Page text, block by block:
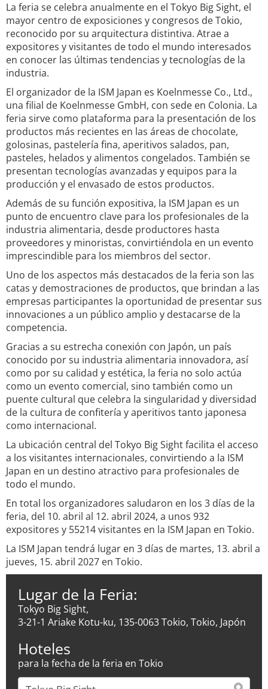
La feria se celebra anualmente en el Tokyo Big Sight, el
mayor centro de exposiciones y congresos de Tokio,
reconocido por su arquitectura distintiva. Atrae a
expositores y visitantes de todo el mundo interesados
en conocer las últimas tendencias y tecnologías de la
industria.
El organizador de la ISM Japan es Koelnmesse Co., Ltd.,
una filial de Koelnmesse GmbH, con sede en Colonia. La
feria sirve como plataforma para la presentación de los
productos más recientes en las áreas de chocolate,
golosinas, pastelería fina, aperitivos salados, pan,
pasteles, helados y alimentos congelados. También se
presentan tecnologías avanzadas y equipos para la
producción y el envasado de estos productos.
Además de su función expositiva, la ISM Japan es un
punto de encuentro clave para los profesionales de la
industria alimentaria, desde productores hasta
proveedores y minoristas, convirtiéndola en un evento
imprescindible para los miembros del sector.
Uno de los aspectos más destacados de la feria son las
catas y demostraciones de productos, que brindan a las
empresas participantes la oportunidad de presentar sus
innovaciones a un público amplio y destacarse de la
competencia.
Gracias a su estrecha conexión con Japón, un país
conocido por su industria alimentaria innovadora, así
como por su calidad y estética, la feria no solo actúa
como un evento comercial, sino también como un
puente cultural que celebra la singularidad y diversidad
de la cultura de confitería y aperitivos tanto japonesa
como internacional.
La ubicación central del Tokyo Big Sight facilita el acceso
a los visitantes internacionales, convirtiendo a la ISM
Japan en un destino atractivo para profesionales de
todo el mundo.
En total los organizadores saludaron en los 3 días de la
feria, del 10. abril al 12. abril 2024, a unos 932
expositores y 55214 visitantes en la ISM Japan en Tokio.
La ISM Japan tendrá lugar en 3 días de martes, 13. abril a
jueves, 15. abril 2027 en Tokio.
Lugar de la Feria:
Tokyo Big Sight,
3-21-1 Ariake Kotu-ku, 135-0063 Tokio, Tokio, Japón
Hoteles
para la fecha de la feria en Tokio